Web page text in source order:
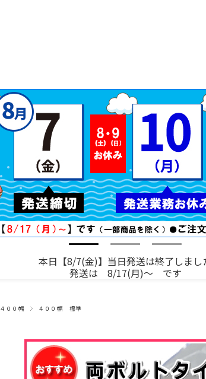
本日【8/7(金)】当日発送は終了しまし
発送は 8/17(月)～ です
４００幅 ４００幅 標準